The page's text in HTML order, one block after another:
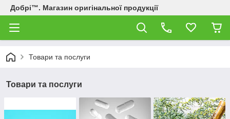
Добрі™. Магазин оригінальної продукції
Товари та послуги
Товари та послуги